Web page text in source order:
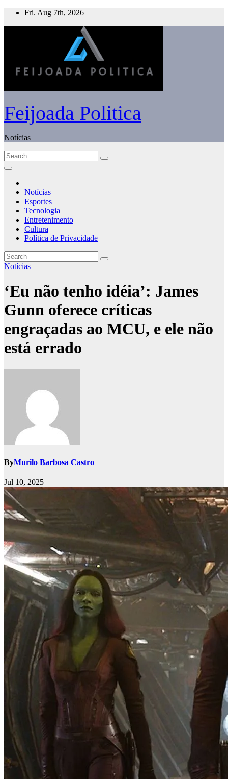
Skip
Fri. Aug 7th, 2026
Feijoada Politica
Notícias
Notícias
Esportes
Tecnologia
Entretenimento
Cultura
Política de Privacidade
Notícias
‘Eu não tenho idéia’: James
Gunn oferece críticas
engraçadas ao MCU, e ele não
está errado
ByMurilo Barbosa Castro
Jul 10, 2025